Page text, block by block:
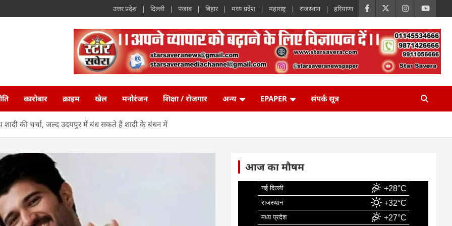
उत्तर प्रदेश दिल्ली पंजाब बिहार मध्य प्रदेश महाराष्ट्र राजस्थान हरियाणा
कारोबार क्राइम खेल मनोरंजन शिक्षा / रोजगार अन्य EPAPER संपर्क सूत्र
शादी की चर्चा, जल्द उदयपुर में बंध सकते हैं शादी के बंधन में
आज का मौषम
नई दिल्ली +28°C
राजस्थान +32°C
मध्य प्रदेश +27°C